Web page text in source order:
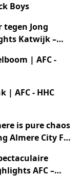
Boys
Jong
Katwijk –
| AFC -
| AFC - HHC
is pure chaos
Almere City FC
AFC –